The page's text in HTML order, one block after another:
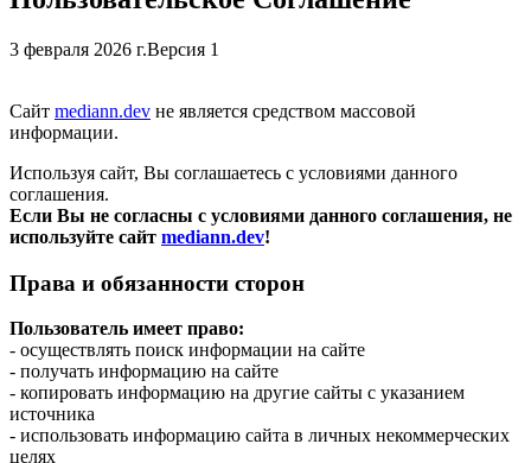
3 февраля 2026 г.Версия 1
Сайт mediann.dev не является средством массовой
информации.
Используя сайт, Вы соглашаетесь с условиями данного
соглашения.
Если Вы не согласны с условиями данного соглашения, не
используйте сайт mediann.dev!
Права и обязанности сторон
Пользователь имеет право:
- осуществлять поиск информации на сайте
- получать информацию на сайте
- копировать информацию на другие сайты с указанием
источника
- использовать информацию сайта в личных некоммерческих
целях